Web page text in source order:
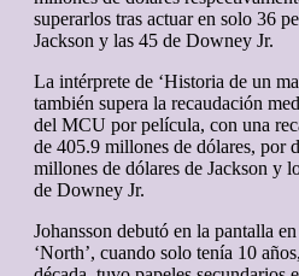
superarlos tras actuar en solo 36
Jackson y las 45 de Downey Jr.
La intérprete de ‘Historia de un
también supera la recaudación
del MCU por película, con una
de 405.9 millones de dólares, por
millones de dólares de Jackson y
de Downey Jr.
Johansson debutó en la pantalla
‘North’, cuando solo tenía 10